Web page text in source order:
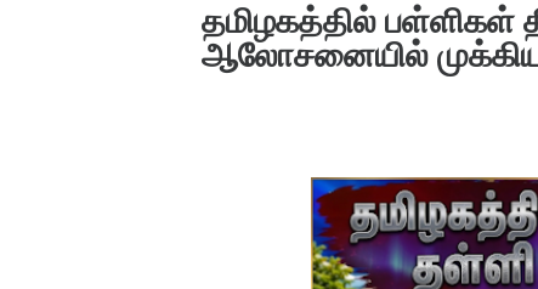
தமிழகத்தில் பள்ளிகள்
ஆலோசனையில்